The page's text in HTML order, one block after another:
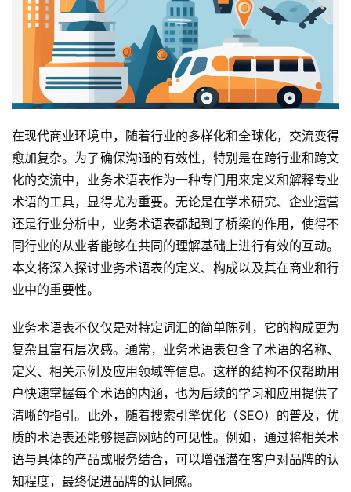
在现代商业环境中，随着行业的多样化和全球化，交流变得
愈加复杂。为了确保沟通的有效性，特别是在跨行业和跨文
化的交流中，业务术语表作为一种专门用来定义和解释专业
术语的工具，显得尤为重要。无论是在学术研究、企业运营
还是行业分析中，业务术语表都起到了桥梁的作用，使得不
同行业的从业者能够在共同的理解基础上进行有效的互动。
本文将深入探讨业务术语表的定义、构成以及其在商业和行
业中的重要性。
业务术语表不仅仅是对特定词汇的简单陈列，它的构成更为
复杂且富有层次感。通常，业务术语表包含了术语的名称、
定义、相关示例及应用领域等信息。这样的结构不仅帮助用
户快速掌握每个术语的内涵，也为后续的学习和应用提供了
清晰的指引。此外，随着搜索引擎优化（SEO）的普及，优
质的术语表还能够提高网站的可见性。例如，通过将相关术
语与具体的产品或服务结合，可以增强潜在客户对品牌的认
知程度，最终促进品牌的认同感。